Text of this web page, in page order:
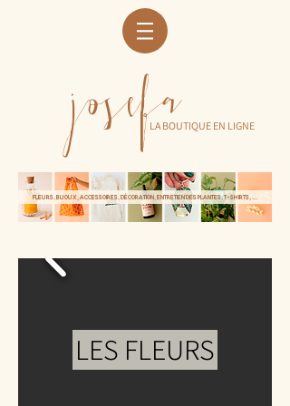
josefa
LA BOUTIQUE EN LIGNE
Fleurs, bijoux, accessoires, décoration, entretien des plantes, t-shirts, ...
LES FLEURS